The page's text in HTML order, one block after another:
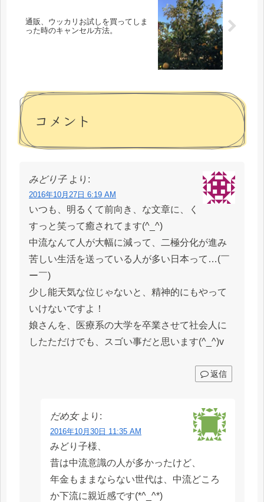
通販、ウッカリお試しを買ってしま
った時のキャンセル方法。
コメント
みどり子 より:
2016年10月27日 6:19 AM
いつも、明るくて前向き、な文章に、く
すっと笑って癒されてます(^_^)
中流なんて人が大幅に減って、二極分化が進み
苦しい生活を送っている人が多い日本って…(￣
ー￣)
少し能天気な位じゃないと、精神的にもやって
いけないですよ！
娘さんを、医療系の大学を卒業させて社会人に
したただけでも、スゴい事だと思います(^_^)v
返信
だめ女 より:
2016年10月30日 11:35 AM
みどり子様、
昔は中流意識の人が多かったけど、
年金もままならない世代は、中流どころ
か下流に親近感です(*^_^*)